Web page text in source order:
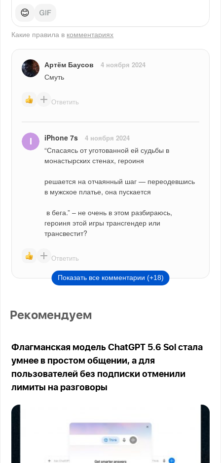
😊
Какие правила в комментариях
Артём Баусов 4 ноября 2024
Смуть
Ответить
iPhone 7s 4 ноября 2024
“Спасаясь от уготованной ей судьбы в
монастырских стенах, героиня
решается на отчаянный шаг — переодевшись
в мужское платье, она пускается
героиня этой игры трансгендер или
трансвестит?
Ответить
Показать все комментарии (+18)
Рекомендуем
Флагманская модель ChatGPT 5.6 Sol стала
умнее в простом общении, а для
пользователей без подписки отменили
лимиты на разговоры